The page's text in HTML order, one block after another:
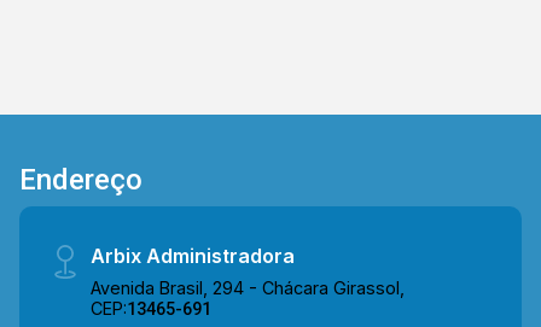
Endereço
Arbix Administradora
Avenida Brasil, 294 - Chácara Girassol,
CEP:13465-691